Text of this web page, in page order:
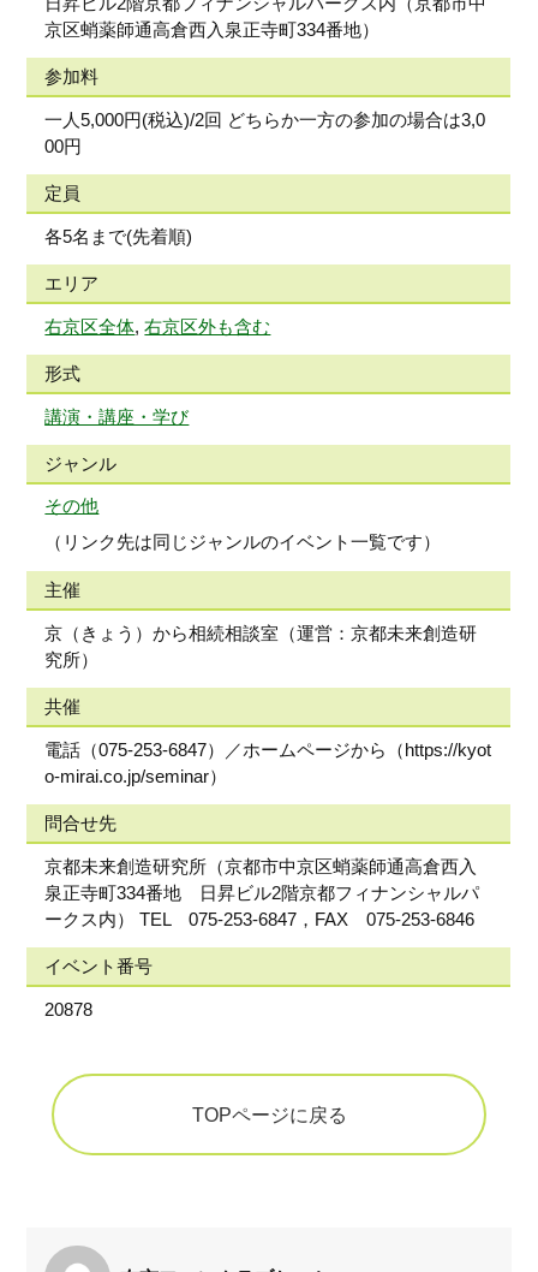
京区蛸薬師通高倉西入泉正寺町334番地）
参加料
一人5,000円(税込)/2回 どちらか一方の参加の場合は3,0
00円
定員
各5名まで(先着順)
エリア
右京区全体 ,右京区外も含む
形式
講演・講座・学び
ジャンル
その他
（リンク先は同じジャンルのイベント一覧です）
主催
京（きょう）から相続相談室（運営：京都未来創造研
究所）
共催
電話（075-253-6847）／ホームページから（https://kyot
o-mirai.co.jp/seminar）
問合せ先
京都未来創造研究所（京都市中京区蛸薬師通高倉西入
泉正寺町334番地 日昇ビル2階京都フィナンシャルパ
ークス内） TEL 075-253-6847，FAX 075-253-6846
イベント番号
20878
TOPページに戻る